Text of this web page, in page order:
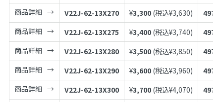
商品詳細
V22J-62-13X270 ¥3,300 (税込¥3,630)
商品詳細
V22J-62-13X275 ¥3,400 (税込¥3,740)
商品詳細
V22J-62-13X280 ¥3,500 (税込¥3,850)
商品詳細
V22J-62-13X290 ¥3,600 (税込¥3,960)
商品詳細
V22J-62-13X300 ¥3,700 (税込¥4,070)